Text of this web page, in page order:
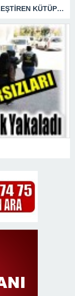
62. Kütüphane Haftası kapsamında ” İYİLEŞTİREN KÜTÜPHANELER ” etkinliği düzenlendi.